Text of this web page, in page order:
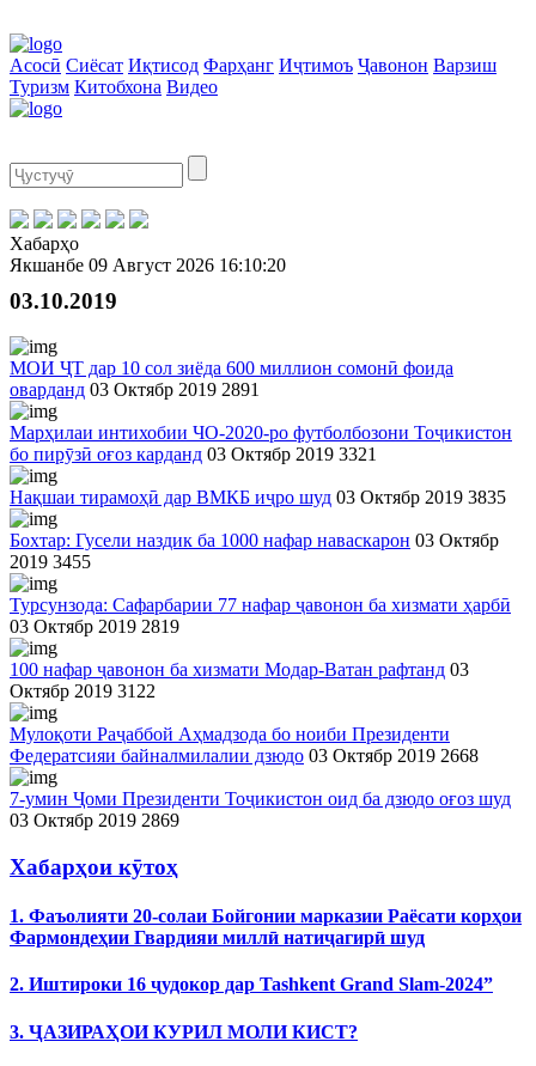
Асосӣ Сиёсат Иқтисод Фарҳанг Иҷтимоъ Ҷавонон Варзиш
Туризм Китобхона Видео
Хабарҳо
Якшанбе 09 Август 2026 16:10:20
03.10.2019
МОИ ҶТ дар 10 сол зиёда 600 миллион сомонӣ фоида
оварданд 03 Октябр 2019 2891
Марҳилаи интихобии ЧО-2020-ро футболбозони Тоҷикистон
бо пирӯзӣ оғоз карданд 03 Октябр 2019 3321
Нақшаи тирамоҳӣ дар ВМКБ иҷро шуд 03 Октябр 2019 3835
Бохтар: Гусели наздик ба 1000 нафар наваскарон 03 Октябр
2019 3455
Турсунзода: Сафарбарии 77 нафар ҷавонон ба хизмати ҳарбӣ
03 Октябр 2019 2819
100 нафар ҷавонон ба хизмати Модар-Ватан рафтанд 03
Октябр 2019 3122
Мулоқоти Раҷаббой Аҳмадзода бо ноиби Президенти
Федератсияи байналмилалии дзюдо 03 Октябр 2019 2668
7-умин Ҷоми Президенти ​Тоҷикистон оид ба дзюдо оғоз шуд
03 Октябр 2019 2869
Хабарҳои кӯтоҳ
1. Фаъолияти 20-солаи Бойгонии марказии Раёсати корҳои
Фармондеҳии Гвардияи миллӣ натиҷагирӣ шуд
2. Иштироки 16 ҷудокор дар Tashkent Grand Slam-2024”
3. ҶАЗИРАҲОИ КУРИЛ МОЛИ КИСТ?